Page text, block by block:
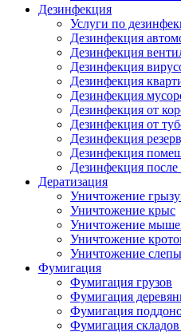
Дезинфекция
Услуги по
Дезинфекция
Дезинфекция
Дезинфекция
Дезинфекция
Дезинфекция
Дезинфекция от
Дезинфекция от
Дезинфекция
Дезинфекция
Дезинфекция после
Дератизация
Уничтожение
Уничтожение крыс
Уничтожение
Уничтожение
Уничтожение
Фумигация
Фумигация грузов
Фумигация
Фумигация
Фумигация складов